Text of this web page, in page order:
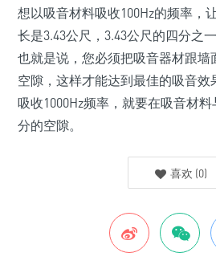
想以吸音材料吸收100Hz的频率，
长是3.43公尺，3.43公尺的四分之
也就是说，您必须把吸音器材跟墙
空隙，这样才能达到最佳的吸音效
吸收1000Hz频率，就要在吸音材
分的空隙。
喜欢 (0)